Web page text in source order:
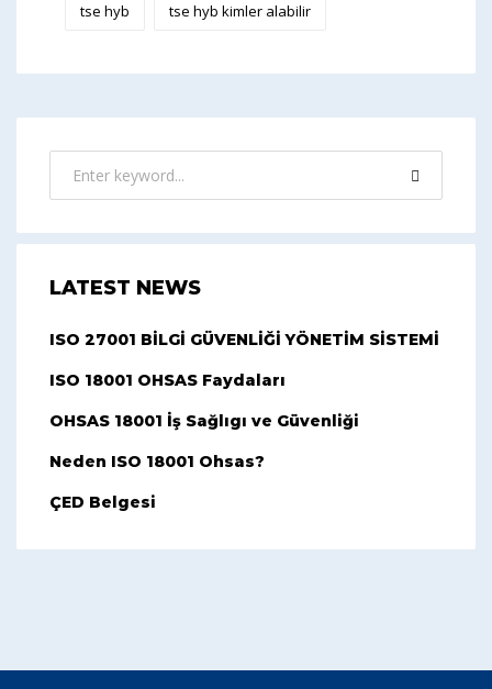
tse hyb tse hyb kimler alabilir
LATEST NEWS
ISO 27001 BİLGİ GÜVENLİĞİ YÖNETİM SİSTEMİ
ISO 18001 OHSAS Faydaları
OHSAS 18001 İş Sağlıgı ve Güvenliği
Neden ISO 18001 Ohsas?
ÇED Belgesi